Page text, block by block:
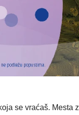
se vraćaš. Mesta